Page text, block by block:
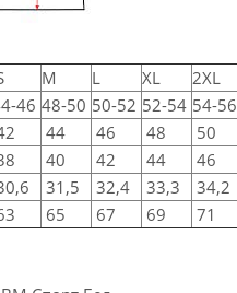
M L XL 2XL
46 48-50 50-52 52-54 54-56
44 46 48 50
40 42 44 46
31,5 32,4 33,3 34,2
65 67 69 71